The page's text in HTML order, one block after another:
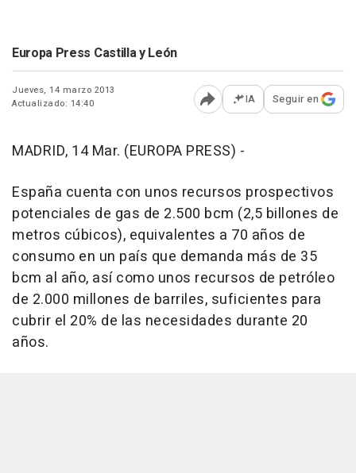
Europa Press Castilla y León
Jueves, 14 marzo 2013
Actualizado: 14:40
Abrir opciones para
IA Seguir en
MADRID, 14 Mar. (EUROPA PRESS) -
España cuenta con unos recursos prospectivos
potenciales de gas de 2.500 bcm (2,5 billones de
metros cúbicos), equivalentes a 70 años de
consumo en un país que demanda más de 35
bcm al año, así como unos recursos de petróleo
de 2.000 millones de barriles, suficientes para
cubrir el 20% de las necesidades durante 20
años.